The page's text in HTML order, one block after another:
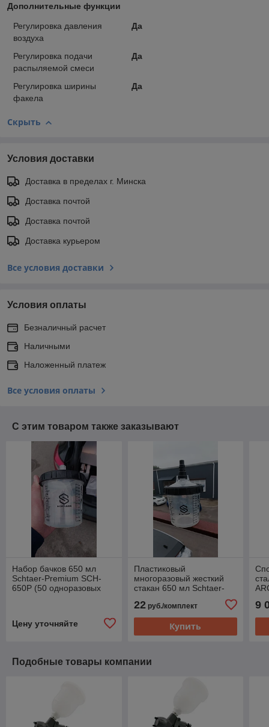
Дополнительные функции
Регулировка давления
воздуха
Да
Регулировка подачи
распыляемой смеси
Да
Регулировка ширины
факела
Да
Скрыть
Условия доставки
Доставка в пределах г. Минска
Доставка почтой
Доставка почтой
Доставка курьером
Все условия доставки
Условия оплаты
Безналичный расчет
Наличными
Наложенный платеж
Все условия оплаты
С этим товаром также заказывают
Набор бачков 650 мл
Schtaer-Premium SCH-
650P (50 одноразовых
Цену уточняйте
Пластиковый
многоразовый жесткий
стакан 650 мл Schtaer-
запорным кольцом
22руб./комплект
Купить
9
Подобные товары компании